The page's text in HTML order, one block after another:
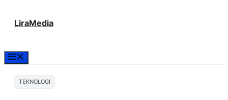
LiraMedia
TEKNOLOGI